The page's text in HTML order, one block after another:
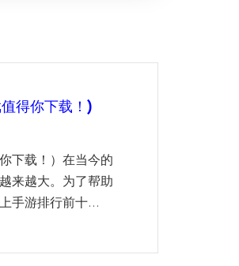
得你下载！)
下载！）在当今的
来越大。为了帮助
手游排行前十...